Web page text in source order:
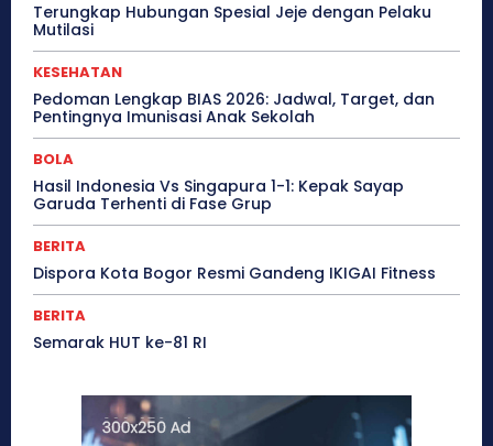
Terungkap Hubungan Spesial Jeje dengan Pelaku
Mutilasi
KESEHATAN
Pedoman Lengkap BIAS 2026: Jadwal, Target, dan
Pentingnya Imunisasi Anak Sekolah
BOLA
Hasil Indonesia Vs Singapura 1-1: Kepak Sayap
Garuda Terhenti di Fase Grup
BERITA
Dispora Kota Bogor Resmi Gandeng IKIGAI Fitness
BERITA
Semarak HUT ke-81 RI